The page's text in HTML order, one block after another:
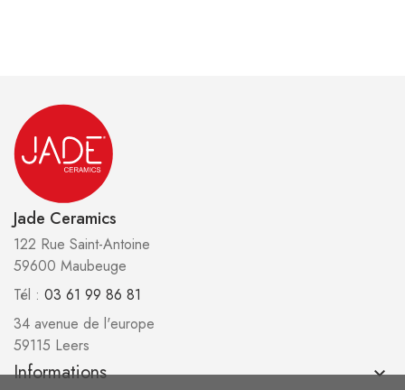
Jade Ceramics
122 Rue Saint-Antoine
59600 Maubeuge
Tél : 03 61 99 86 81
34 avenue de l'europe
59115 Leers
Informations keyboard_arrow_down